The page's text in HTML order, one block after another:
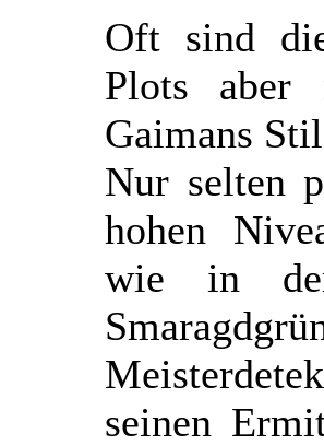
Oft sind
Plots aber
Gaimans
Nur selten
hohen
wie in
seinen